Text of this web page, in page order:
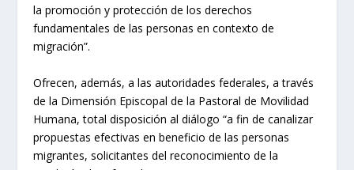
la promoción y protección de los derechos
fundamentales de las personas en contexto de
migración”.
Ofrecen, además, a las autoridades federales, a través
de la Dimensión Episcopal de la Pastoral de Movilidad
Humana, total disposición al diálogo “a fin de canalizar
propuestas efectivas en beneficio de las personas
migrantes, solicitantes del reconocimiento de la